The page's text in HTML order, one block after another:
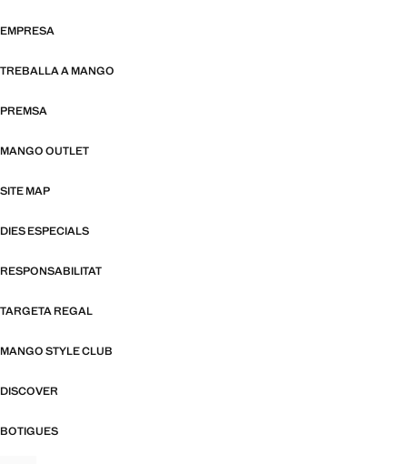
EMPRESA
TREBALLA A MANGO
PREMSA
MANGO OUTLET
SITE MAP
DIES ESPECIALS
RESPONSABILITAT
TARGETA REGAL
MANGO STYLE CLUB
DISCOVER
BOTIGUES